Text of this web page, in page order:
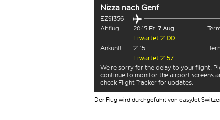
Nizza nach Genf
EZS1356
Abflug
20:15 Fr. 7 Aug.
Erwartet 21:00
Ankunft
21:15
Erwartet 21:57
We’re sorry for the delay to your flight.
continue to monitor the airport screens
check Flight Tracker for updates.
Der Flug wird durchgeführt von easyJet